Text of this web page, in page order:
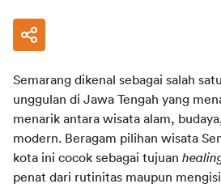
Semarang dikenal sebagai salah
unggulan di Jawa Tengah yang
menarik antara wisata alam,
modern. Beragam pilihan wisata
kota ini cocok sebagai tujuan
penat dari rutinitas maupun